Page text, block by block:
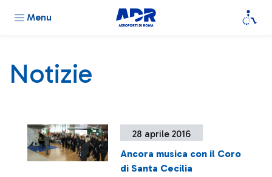
Menu
Notizie
28 aprile 2016
Ancora musica con il Coro
di Santa Cecilia